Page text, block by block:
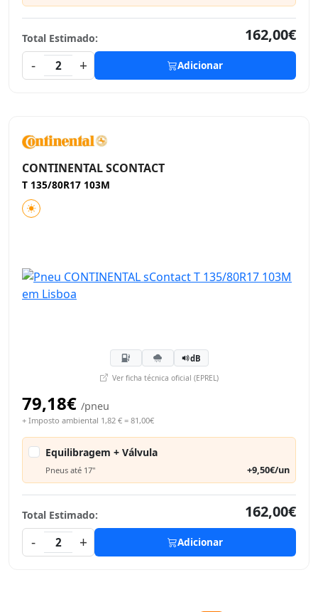
Total Estimado:
162,00€
-
2 + Adicionar
CONTINENTAL SCONTACT
T 135/80R17 103M
dB
Ver ficha técnica oficial (EPREL)
79,18€ /pneu
+ Imposto ambiental 1,82 € = 81,00€
Equilibragem + Válvula
Pneus até 17" +9,50€/un
Total Estimado:
162,00€
-
2 + Adicionar